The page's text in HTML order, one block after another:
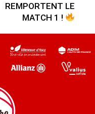
REMPORTENT LE
MATCH 1 !